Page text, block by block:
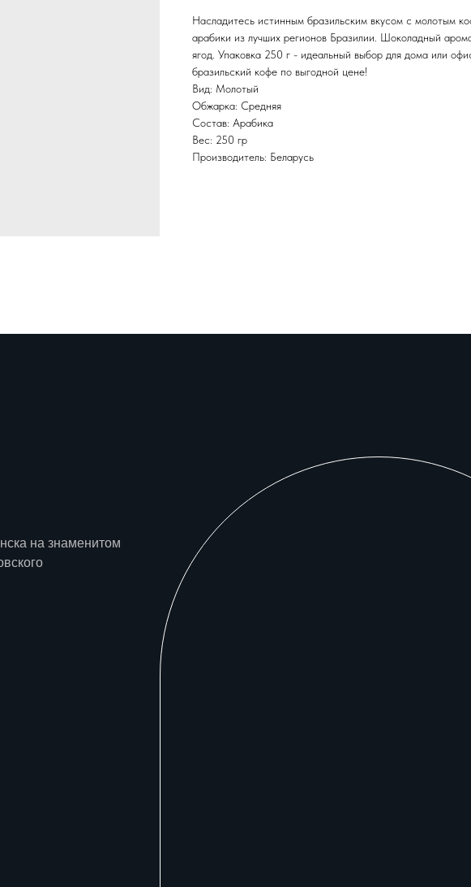
Насладитесь истинным бразильским вкусом с молотым
арабики из лучших регионов Бразилии. Шоколадный
ягод. Упаковка 250 г - идеальный выбор для дома или
бразильский кофе по выгодной цене!
Вид: Молотый
Обжарка: Средняя
Состав: Арабика
Вес: 250 гр
Производитель: Беларусь
на знаменитом